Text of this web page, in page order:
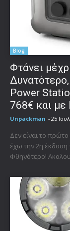
Blog
Φτάνει
Power
768€ και με
Unpackman - 25
Δεν είναι το
έχω την 2η έκδοση
Φθηνότερο!